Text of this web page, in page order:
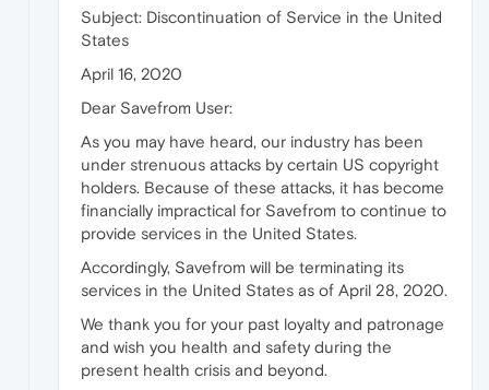
Subject: Discontinuation of Service in the United
States
April 16, 2020
Dear Savefrom User:
As you may have heard, our industry has been
under strenuous attacks by certain US copyright
holders. Because of these attacks, it has become
financially impractical for Savefrom to continue to
provide services in the United States.
Accordingly, Savefrom will be terminating its
services in the United States as of April 28, 2020.
We thank you for your past loyalty and patronage
and wish you health and safety during the
present health crisis and beyond.